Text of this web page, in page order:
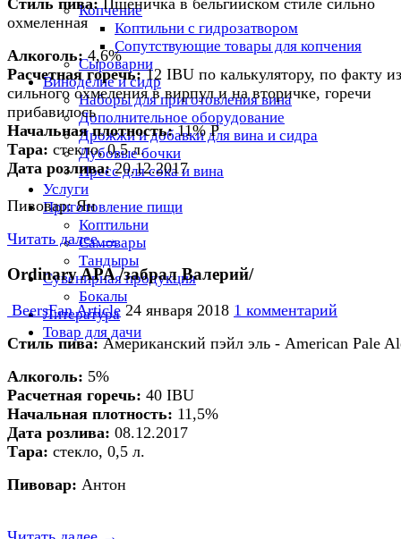
Копчение
Коптильни с гидрозатвором
Сопутствующие товары для копчения
Сыроварни
Виноделие и сидр
Наборы для приготовления вина
Дополнительное оборудование
Дрожжи и добавки для вина и сидра
Дубовые бочки
Пресс для сока и вина
Услуги
Приготовление пищи
Коптильни
Самовары
Тандыры
Сувенирная продукция
Бокалы
Литература
Товар для дачи
охмеленная
Алкоголь:4,6%
Расчетная горечь:12 IBU по калькулятору, по факту
сильного охмеления в вирпул и на вторичке, горечи
прибавилось
Начальная плотность:11% P
Тара: стекло, 0,5 л.
Дата розлива:20.12.2017
Пивовар: Ян
Читать далее →
Ordinary APA /забрал Валерий/
BeersFan Article 24 января 2018 1 комментарий
Стиль пива:Американский пэйл эль - American Pale
Алкоголь: 5%
Расчетная горечь: 40 IBU
Начальная плотность: 11,5%
Дата розлива: 08.12.2017
Тара: стекло, 0,5 л.
Пивовар: Антон